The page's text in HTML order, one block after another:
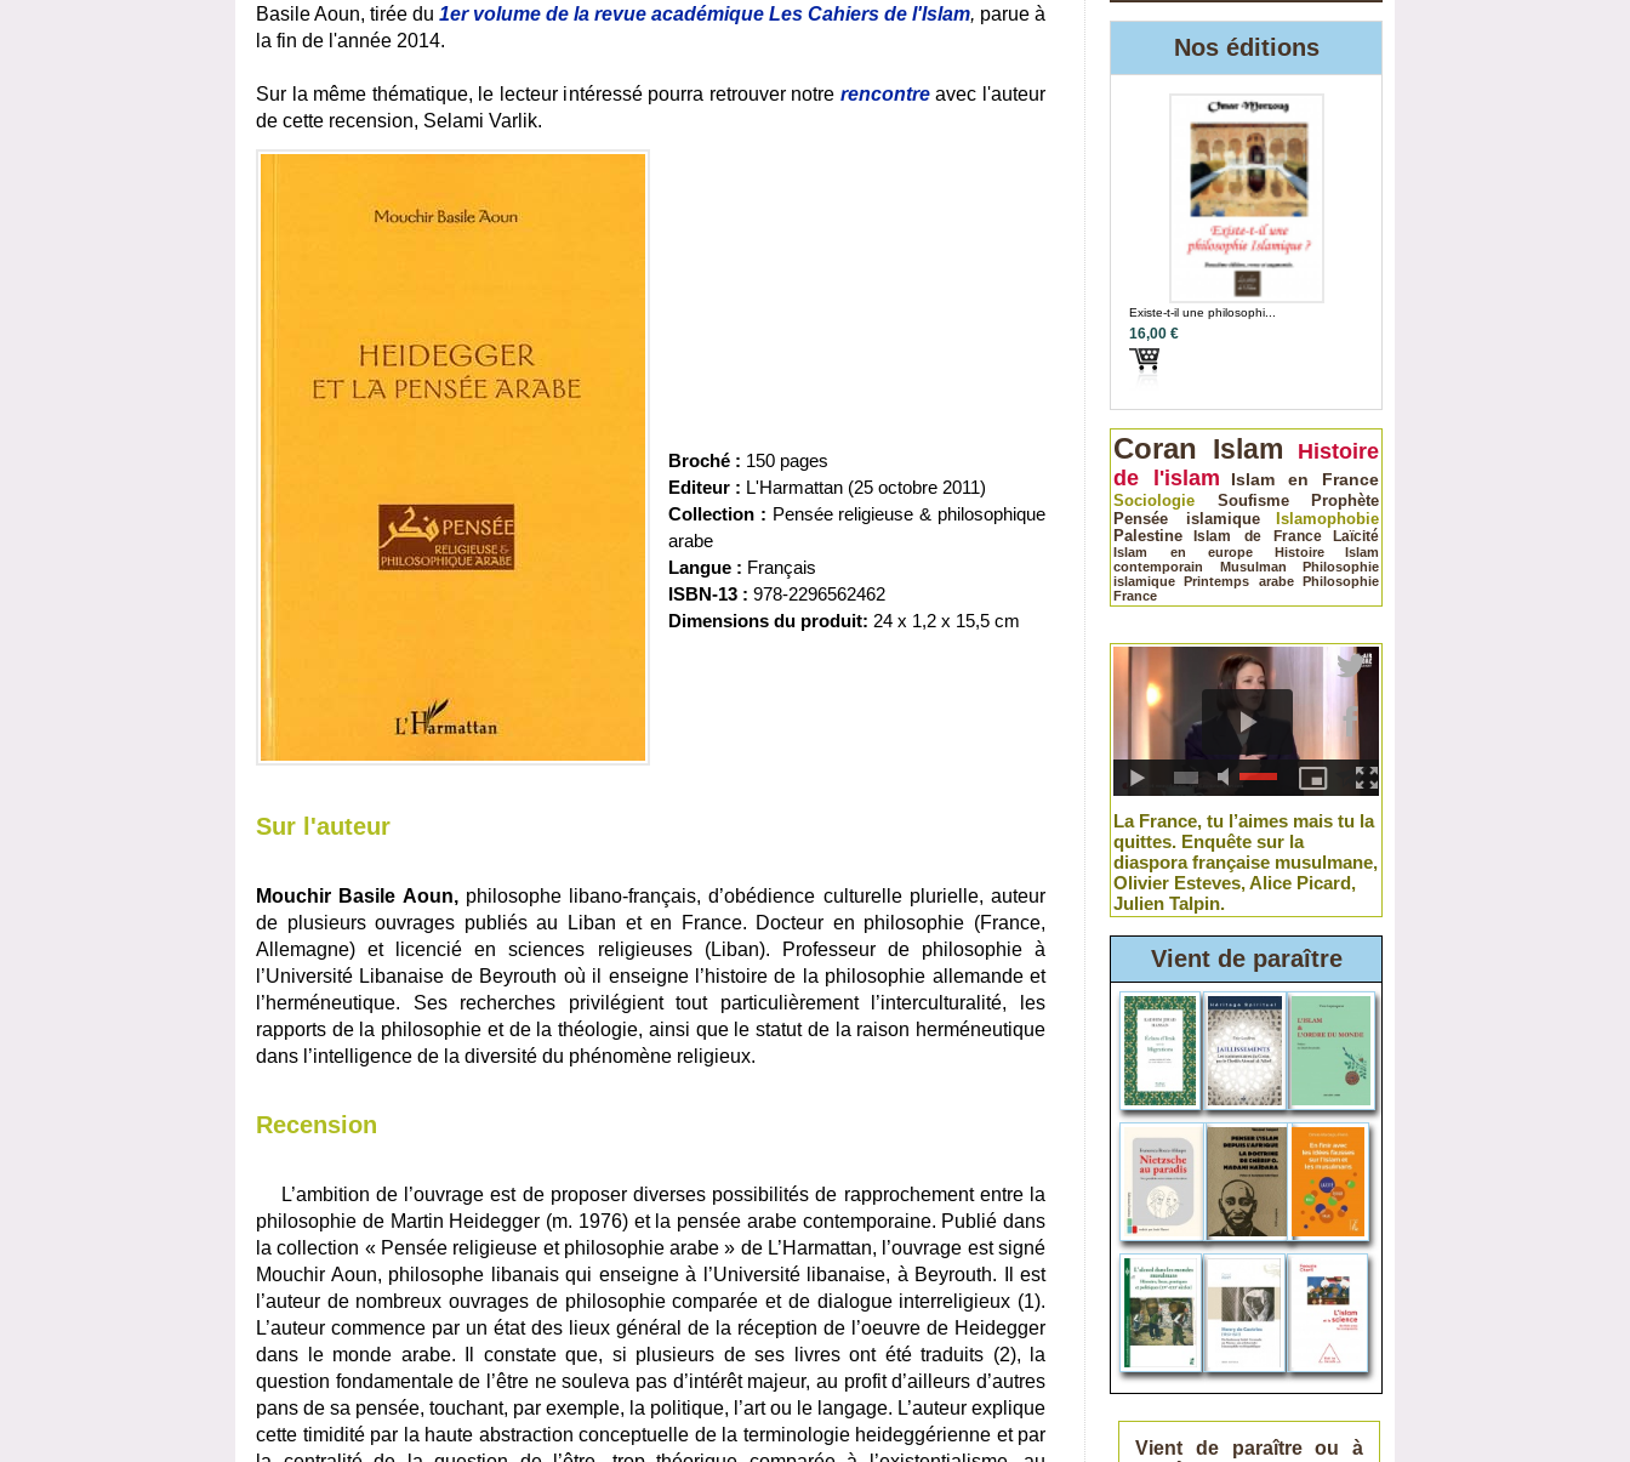
Basile Aoun, tirée du 1er volume de la revue académique Les Cahiers de l'Islam, parue à
la fin de l'année 2014.
Sur la même thématique, le lecteur intéressé pourra retrouver notre rencontreavec l'auteur
de cette recension, Selami Varlik.
Broché : 150 pages
Editeur : L'Harmattan (25 octobre 2011)
Collection : Pensée religieuse & philosophique
arabe
Langue : Français
ISBN-13 : 978-2296562462
Dimensions du produit: 24 x 1,2 x 15,5 cm
Sur l'auteur
Mouchir Basile Aoun,philosophe libano-français, d’obédience culturelle plurielle, auteur
de plusieurs ouvrages publiés au Liban et en France. Docteur en philosophie (France,
Allemagne) et licencié en sciences religieuses (Liban). Professeur de philosophie à
l’Université Libanaise de Beyrouth où il enseigne l’histoire de la philosophie allemande et
l’herméneutique. Ses recherches privilégient tout particulièrement l’interculturalité, les
rapports de la philosophie et de la théologie, ainsi que le statut de la raison herméneutique
dans l’intelligence de la diversité du phénomène religieux.
Recension
L’ambition de l’ouvrage est de proposer diverses possibilités de rapprochement entre la
philosophie de Martin Heidegger (m. 1976) et la pensée arabe contemporaine. Publié dans
la collection « Pensée religieuse et philosophie arabe » de L’Harmattan, l’ouvrage est signé
Mouchir Aoun, philosophe libanais qui enseigne à l’Université libanaise, à Beyrouth. Il est
l’auteur de nombreux ouvrages de philosophie comparée et de dialogue interreligieux (1).
L’auteur commence par un état des lieux général de la réception de l’oeuvre de Heidegger
dans le monde arabe. Il constate que, si plusieurs de ses livres ont été traduits (2), la
question fondamentale de l’être ne souleva pas d’intérêt majeur, au profit d’ailleurs d’autres
pans de sa pensée, touchant, par exemple, la politique, l’art ou le langage. L’auteur explique
cette timidité par la haute abstraction conceptuelle de la terminologie heideggérienne et par
Nos éditions
Existe-t-il une philosophi...
16,00 €
Coran Islam
Histoire
de l'islam
Islam en France
Sociologie Soufisme
Prophète
Pensée islamique
Islamophobie
Palestine Islam de France
Laïcité
Islam en europe
Histoire
Islam
contemporain
Musulman
Philosophie
islamique Printemps arabe Philosophie
France
La France, tu l’aimes mais tu la
quittes. Enquête sur la
diaspora française musulmane,
Olivier Esteves, Alice Picard,
Julien Talpin.
Vient de paraître
Vient de paraître ou à